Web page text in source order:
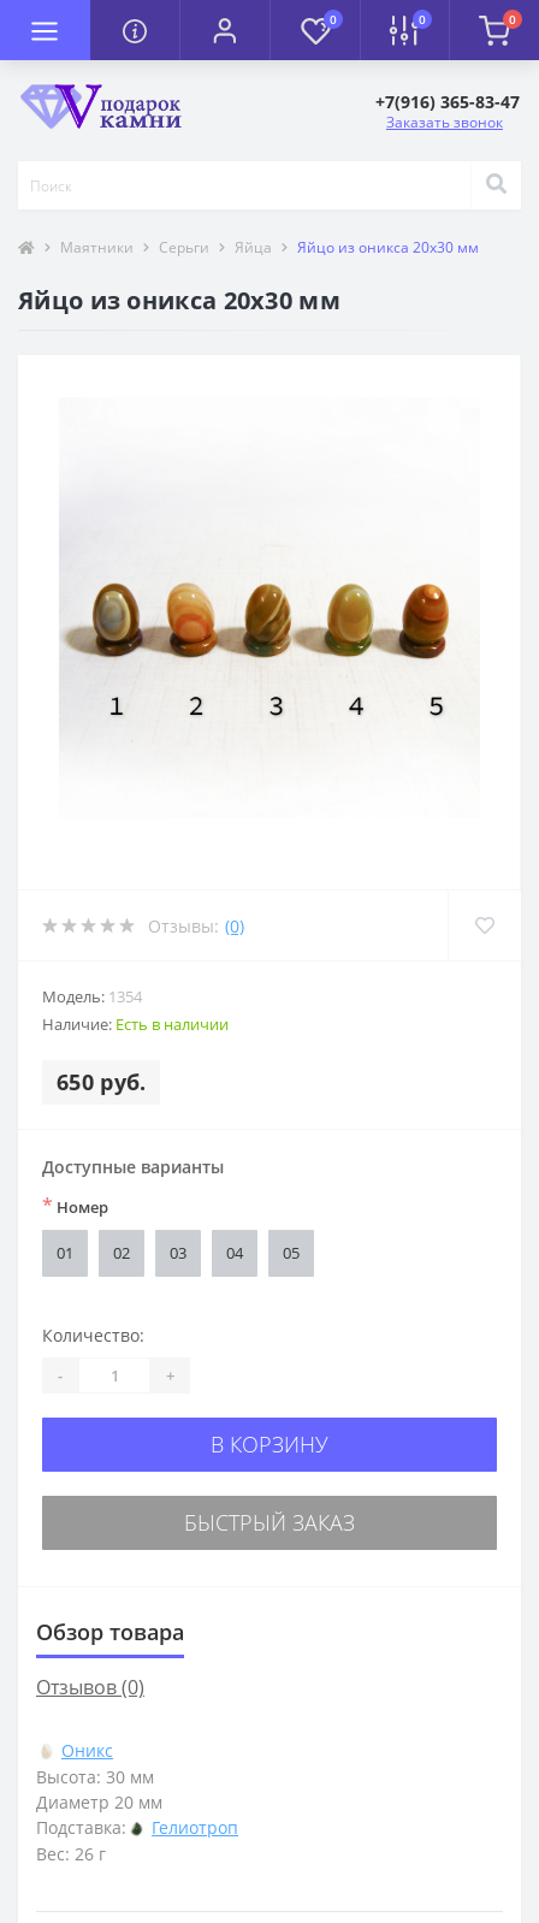
0 0 0
+7(916) 365-83-47
Заказать звонок
Маятники Серьги Яйца Яйцо из оникса 20х30 мм
Яйцо из оникса 20х30 мм
Отзывы: (0)
Модель: 1354
Наличие: Есть в наличии
650 руб.
Доступные варианты
* Номер
01 02 03 04 05
Количество:
- +
В КОРЗИНУ
БЫСТРЫЙ ЗАКАЗ
Обзор товара
Отзывов (0)
Оникс
Высота: 30 мм
Диаметр 20 мм
Подставка:
Гелиотроп
Вес: 26 г